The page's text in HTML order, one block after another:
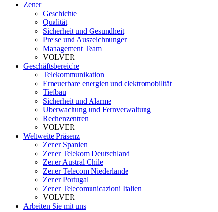
Zener
Geschichte
Qualität
Sicherheit und Gesundheit
Preise und Auszeichnungen
Management Team
VOLVER
Geschäftsbereiche
Telekommunikation
Erneuerbare energien und elektromobilität
Tiefbau
Sicherheit und Alarme
Überwachung und Fernverwaltung
Rechenzentren
VOLVER
Weltweite Präsenz
Zener Spanien
Zener Telekom Deutschland
Zener Austral Chile
Zener Telecom Niederlande
Zener Portugal
Zener Telecomunicazioni Italien
VOLVER
Arbeiten Sie mit uns